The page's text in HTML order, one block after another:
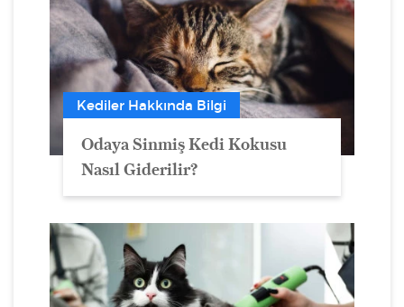
Kediler Hakkında Bilgi
Odaya Sinmiş Kedi Kokusu
Nasıl Giderilir?